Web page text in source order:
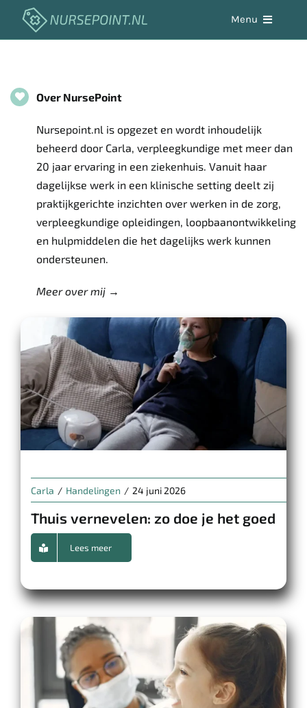
Menu
Werken in de zorg
Zelfzorg
Hulpmiddelen
Vacaturebank
Over NursePoint
Nursepoint.nl is opgezet en wordt inhoudelijk
beheerd door Carla, verpleegkundige met meer dan
20 jaar ervaring in een ziekenhuis. Vanuit haar
dagelijkse werk in een klinische setting deelt zij
praktijkgerichte inzichten over werken in de zorg,
verpleegkundige opleidingen, loopbaanontwikkeling
en hulpmiddelen die het dagelijks werk kunnen
ondersteunen.
Meer over mij →
Carla / Handelingen / 24 juni 2026
Thuis vernevelen: zo doe je het goed
Lees meer